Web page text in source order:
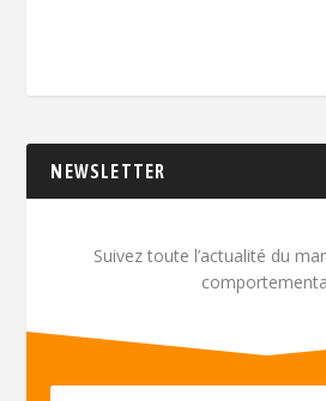
NEWSLETTER
Suivez toute l’actualité du